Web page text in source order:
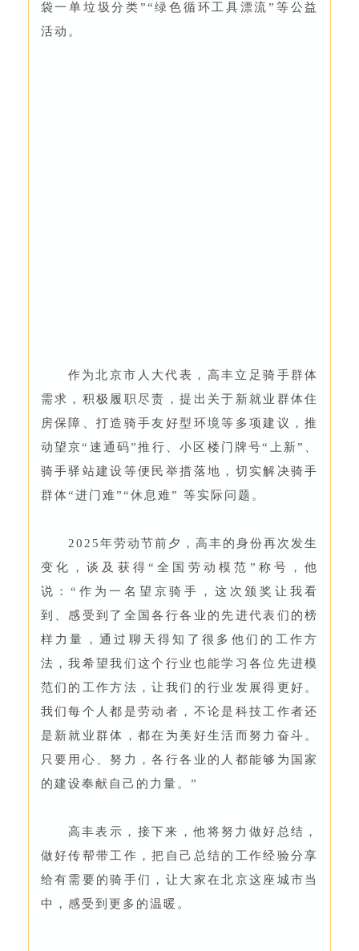
袋一单垃圾分类”“绿色循环工具漂流”等公益
活动。
作为北京市人大代表，高丰立足骑手群体
需求，积极履职尽责，提出关于新就业群体住
房保障、打造骑手友好型环境等多项建议，推
动望京“速通码”推行、小区楼门牌号“上新”、
骑手驿站建设等便民举措落地，切实解决骑手
群体“进门难”“休息难” 等实际问题。
2025年劳动节前夕，高丰的身份再次发生
变化，谈及获得“全国劳动模范”称号，他
说：“作为一名望京骑手，这次颁奖让我看
到、感受到了全国各行各业的先进代表们的榜
样力量，通过聊天得知了很多他们的工作方
法，我希望我们这个行业也能学习各位先进模
范们的工作方法，让我们的行业发展得更好。
我们每个人都是劳动者，不论是科技工作者还
是新就业群体，都在为美好生活而努力奋斗。
只要用心、努力，各行各业的人都能够为国家
的建设奉献自己的力量。”
高丰表示，接下来，他将努力做好总结，
做好传帮带工作，把自己总结的工作经验分享
给有需要的骑手们，让大家在北京这座城市当
中，感受到更多的温暖。